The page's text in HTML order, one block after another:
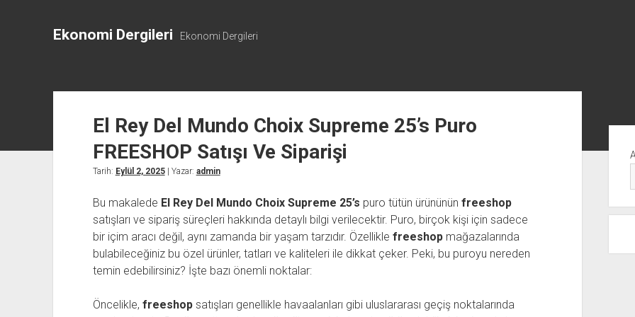
Ekonomi Dergileri Ekonomi Dergileri
El Rey Del Mundo Choix Supreme 25’s Puro
FREESHOP Satışı Ve Siparişi
Tarih: Eylül 2, 2025| Yazar: admin
Bu makalede El Rey Del Mundo Choix Supreme 25’s puro tütün ürününün freeshop
satışları ve sipariş süreçleri hakkında detaylı bilgi verilecektir. Puro, birçok kişi için sadece
bir içim aracı değil, aynı zamanda bir yaşam tarzıdır. Özellikle freeshopmağazalarında
bulabileceğiniz bu özel ürünler, tatları ve kaliteleri ile dikkat çeker. Peki, bu puroyu nereden
temin edebilirsiniz? İşte bazı önemli noktalar:
Öncelikle, freeshopsatışları genellikle havaalanları gibi uluslararası geçiş noktalarında